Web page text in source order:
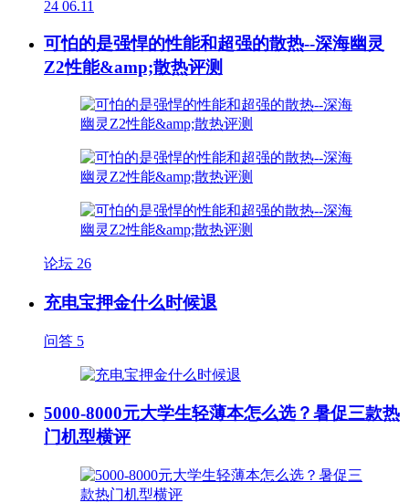
24 06.11
可怕的是强悍的性能和超强的散热--深海幽灵
Z2性能&amp;散热评测
论坛 26
充电宝押金什么时候退
问答 5
5000-8000元大学生轻薄本怎么选？暑促三款热
门机型横评